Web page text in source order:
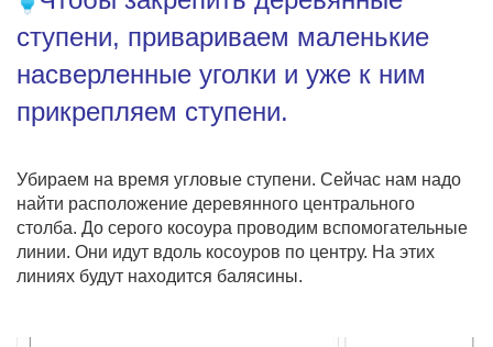
ступени, привариваем маленькие
насверленные уголки и уже к ним
прикрепляем ступени.
Убираем на время угловые ступени. Сейчас нам надо
найти расположение деревянного центрального
столба. До серого косоура проводим вспомогательные
линии. Они идут вдоль косоуров по центру. На этих
линиях будут находится балясины.